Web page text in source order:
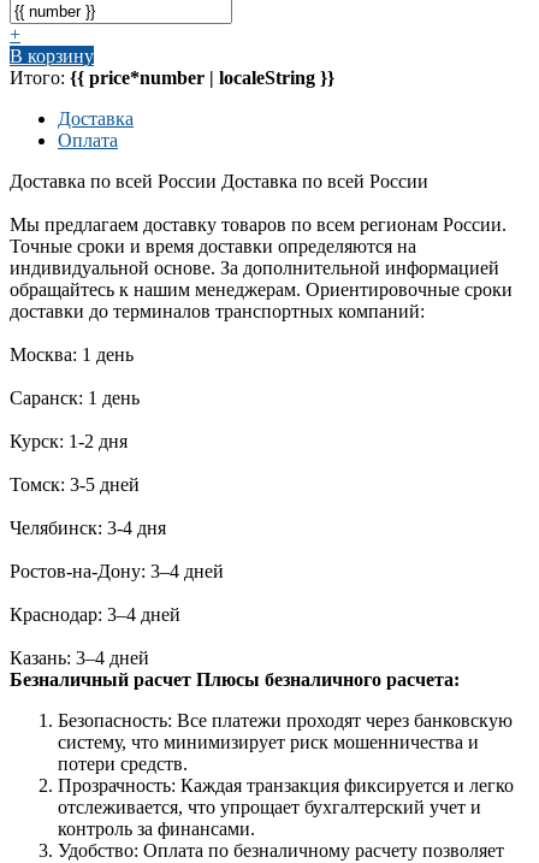
+
В корзину
Итого: {{ price*number | localeString }}
Доставка
Оплата
Доставка по всей России Доставка по всей России
Мы предлагаем доставку товаров по всем регионам России.
Точные сроки и время доставки определяются на
индивидуальной основе. За дополнительной информацией
обращайтесь к нашим менеджерам. Ориентировочные сроки
доставки до терминалов транспортных компаний:
Москва: 1 день
Саранск: 1 день
Курск: 1-2 дня
Томск: 3-5 дней
Челябинск: 3-4 дня
Ростов-на-Дону: 3–4 дней
Краснодар: 3–4 дней
Казань: 3–4 дней
Безналичный расчет Плюсы безналичного расчета:
Безопасность: Все платежи проходят через банковскую
систему, что минимизирует риск мошенничества и
потери средств.
Прозрачность: Каждая транзакция фиксируется и легко
отслеживается, что упрощает бухгалтерский учет и
контроль за финансами.
Удобство: Оплата по безналичному расчету позволяет